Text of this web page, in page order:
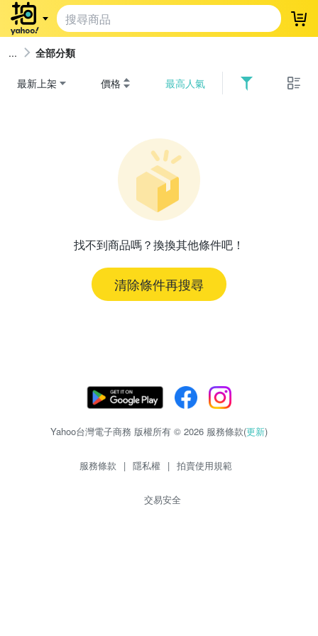
登
全部分類
最新上架 價格 最高人氣
找不到商品嗎？換換其他條件吧！
清除條件再搜尋
Yahoo台灣電子商務 版權所有 © 2026 服務條款(更新)
服務條款 | 隱私權 | 拍賣使用規範
交易安全